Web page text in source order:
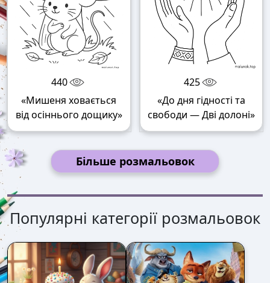
440
«Мишеня ховається
від осіннього дощику»
425
«До дня гідності та
свободи — Дві долоні»
Більше розмальовок
Популярні категорії розмальовок